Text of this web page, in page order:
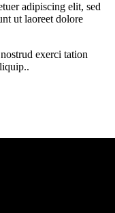
adipiscing elit, sed
ut laoreet dolore
exerci tation